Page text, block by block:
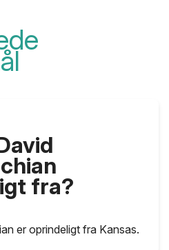
fra?
er oprindeligt fra Kansas.